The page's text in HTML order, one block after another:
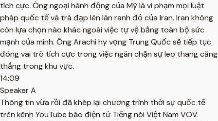
tích cực. Ông ngoại hành động của Mỹ là vi phạm mọi luật
pháp quốc tế và trà đạp lên làn ranh đỏ của Iran. Iran không
còn lựa chọn nào khác ngoài việc tự vệ bằng toàn bộ sức
mạnh của mình. Ông Arachi hy vọng Trung Quốc sẽ tiếp tục
đóng vai trò tích cực trong việc ngăn chặn sự leo thang căng
thẳng trong khu vực.
14:09
Speaker A
Thông tin vừa rồi đã khép lại chương trình thời sự quốc tế
trên kênh YouTube báo điện tử Tiếng nói Việt Nam VOV.